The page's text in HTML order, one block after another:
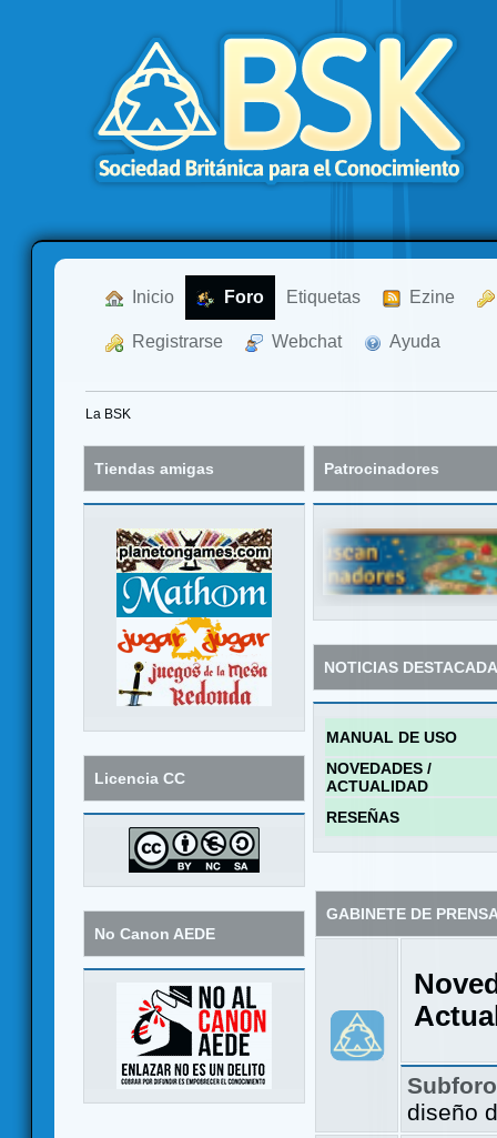
Inicio Foro Etiquetas Ezine
Registrarse Webchat Ayuda
La BSK
Tiendas amigas
Licencia CC
No Canon AEDE
Patrocinadores
NOTICIAS
MANUAL DE USO
NOVEDADES /
ACTUALIDAD
RESEÑAS
GABINETE DE
diseño